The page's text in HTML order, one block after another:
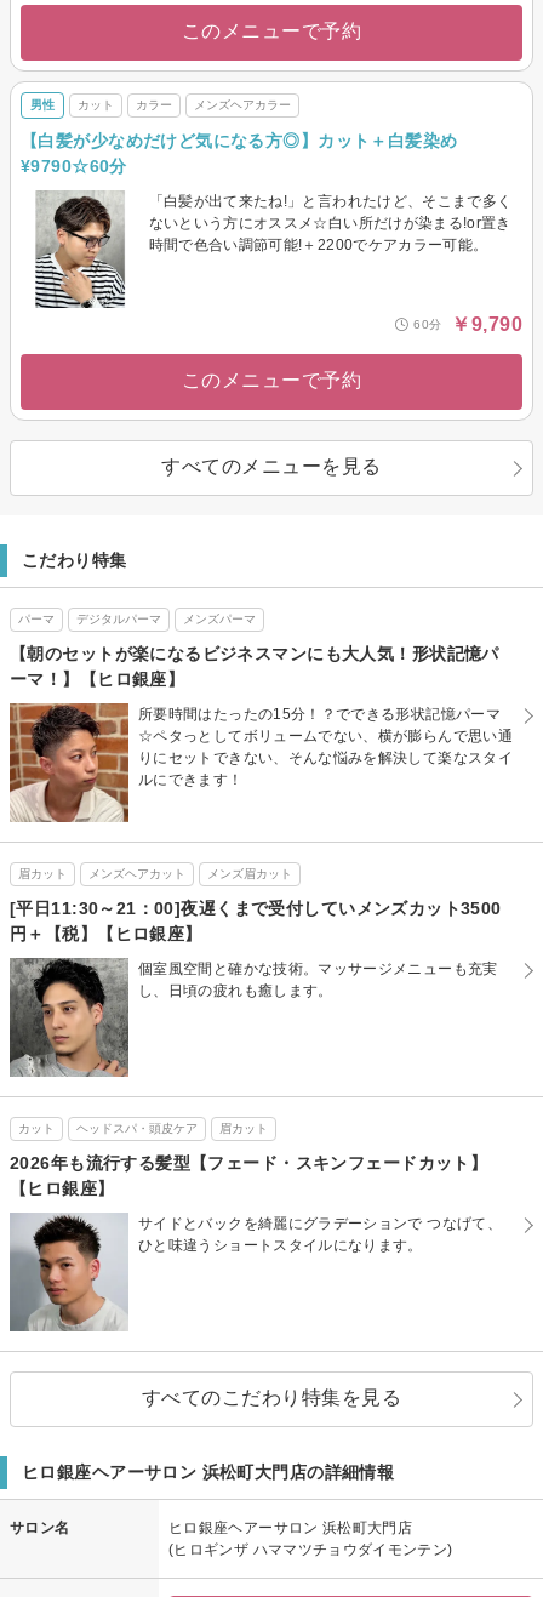
このメニューで予約
男性 カット カラー メンズヘアカラー
【白髪が少なめだけど気になる方◎】カット＋白髪染め
¥9790☆60分
「白髪が出て来たね!」と言われたけど、そこまで多く
ないという方にオススメ☆白い所だけが染まる!or置き
時間で色合い調節可能!＋2200でケアカラー可能。
60分 ￥9,790
このメニューで予約
すべてのメニューを見る
こだわり特集
パーマ デジタルパーマ メンズパーマ
【朝のセットが楽になるビジネスマンにも大人気！形状記憶パ
ーマ！】【ヒロ銀座】
所要時間はたったの15分！？でできる形状記憶パーマ
☆ペタっとしてボリュームでない、横が膨らんで思い通
りにセットできない、そんな悩みを解決して楽なスタイ
ルにできます！
眉カット メンズヘアカット メンズ眉カット
[平日11:30～21：00]夜遅くまで受付していメンズカット3500
円＋【税】【ヒロ銀座】
個室風空間と確かな技術。マッサージメニューも充実
し、日頃の疲れも癒します。
カット ヘッドスパ・頭皮ケア 眉カット
2026年も流行する髪型【フェード・スキンフェードカット】
【ヒロ銀座】
サイドとバックを綺麗にグラデーションで つなげて、
ひと味違うショートスタイルになります。
すべてのこだわり特集を見る
ヒロ銀座ヘアーサロン 浜松町大門店の詳細情報
サロン名
ヒロ銀座ヘアーサロン 浜松町大門店
(ヒロギンザ ハママツチョウダイモンテン)